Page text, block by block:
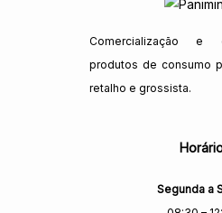
Comercialização e
produtos de consumo
retalho e grossista.
Segunda a